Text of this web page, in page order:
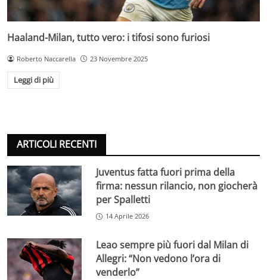
Haaland-Milan, tutto vero: i tifosi sono furiosi
Roberto Naccarella 23 Novembre 2025
Leggi di più
ARTICOLI RECENTI
Juventus fatta fuori prima della
firma: nessun rilancio, non giocherà
per Spalletti
14 Aprile 2026
Leao sempre più fuori dal Milan di
Allegri: “Non vedono l’ora di
venderlo”